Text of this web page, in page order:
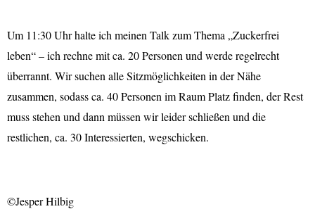
Um 11:30 Uhr halte ich meinen Talk zum Thema „Zuckerfrei
leben“ – ich rechne mit ca. 20 Personen und werde regelrecht
überrannt. Wir suchen alle Sitzmöglichkeiten in der Nähe
zusammen, sodass ca. 40 Personen im Raum Platz finden, der Rest
muss stehen und dann müssen wir leider schließen und die
restlichen, ca. 30 Interessierten, wegschicken.
©Jesper Hilbig